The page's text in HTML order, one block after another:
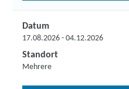
Datum
17.08.2026 - 04.12.2026
Standort
Mehrere